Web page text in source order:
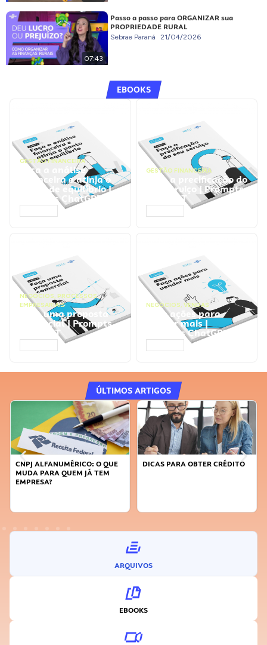
07:43
Passo a passo para ORGANIZAR sua
PROPRIEDADE RURAL
Sebrae Paraná 21/04/2026
EBOOKS
GESTÃO FINANCEIRA
Faça a análise
financeira e atinja o
ponto de equilíbrio |
Prompts ChatGPT
GESTÃO FINANCEIRA
Faça a precificação do
seu serviço | Prompts
ChatGPT
NEGÓCIOS, PROCESSOS
EMPRESARIAIS
Faça uma proposta
comercial | Prompts
ChatGPT
NEGÓCIOS, VENDAS
Faça ações para
vender mais |
Prompts ChatGPT
ÚLTIMOS ARTIGOS
DICAS PARA OBTER CRÉDITO
FAÇA A DIFERENÇA: SEJA
ARQUIVOS
EBOOKS